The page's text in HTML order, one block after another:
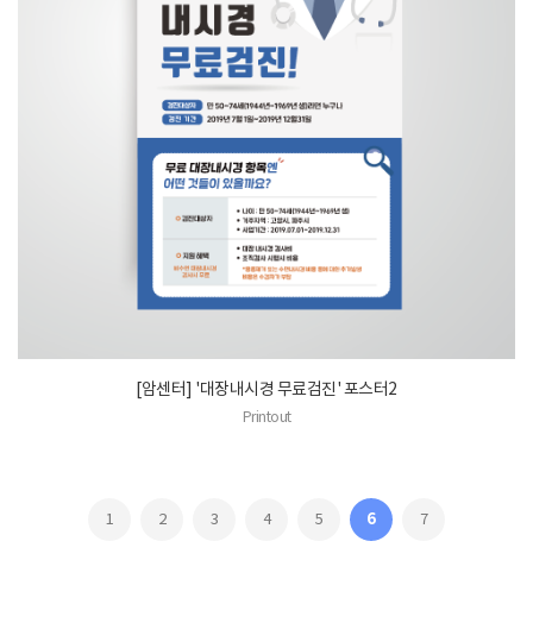
[암센터] '대장내시경 무료검진' 포스터2
Printout
1 2 3 4 5 6 7